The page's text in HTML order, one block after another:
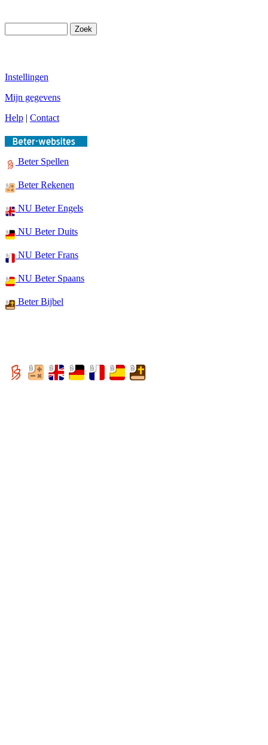
Instellingen
Mijn gegevens
Help | Contact
Beter Spellen
Beter Rekenen
NU Beter Engels
NU Beter Duits
NU Beter Frans
NU Beter Spaans
Beter Bijbel